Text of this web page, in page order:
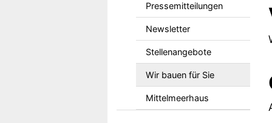
Pressemitteilungen
Newsletter
Stellenangebote
Wir bauen für Sie
Mittelmeerhaus